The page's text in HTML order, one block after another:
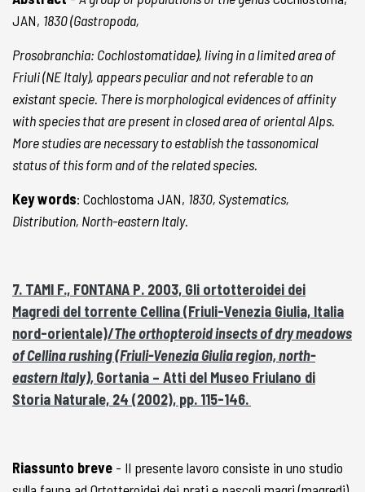
JAN, 1830 (Gastropoda,
Prosobranchia: Cochlostomatidae), living in a limited area of
Friuli (NE Italy), appears peculiar and not referable to an
existant specie. There is morphological evidences of affinity
with species that are present in closed area of oriental Alps.
More studies are necessary to establish the tassonomical
status of this form and of the related species.
Key words: Cochlostoma JAN, 1830, Systematics,
Distribution, North-eastern Italy.
7. TAMI F., FONTANA P. 2003, Gli ortotteroidei dei
Magredi del torrente Cellina (Friuli-Venezia Giulia, Italia
nord-orientale)/The orthopteroid insects of dry meadows
of Cellina rushing (Friuli-Venezia Giulia region, north-
eastern Italy),Gortania – Atti del Museo Friulano di
Storia Naturale, 24 (2002), pp. 115-146.
Riassunto breve - Il presente lavoro consiste in uno studio